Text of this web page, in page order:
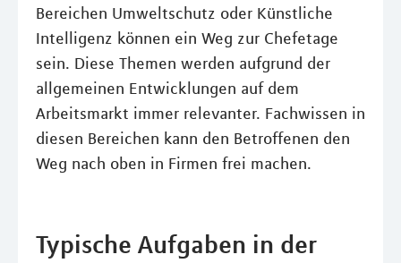
Bereichen Umweltschutz oder Künstliche
Intelligenz können ein Weg zur Chefetage
sein. Diese Themen werden aufgrund der
allgemeinen Entwicklungen auf dem
Arbeitsmarkt immer relevanter. Fachwissen in
diesen Bereichen kann den Betroffenen den
Weg nach oben in Firmen frei machen.
Typische Aufgaben in der